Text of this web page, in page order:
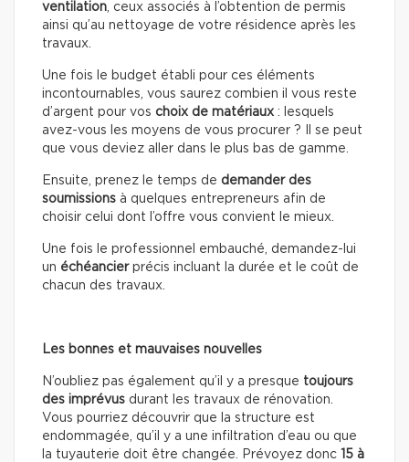
ventilation, ceux associés à l’obtention de permis
ainsi qu’au nettoyage de votre résidence après les
travaux.
Une fois le budget établi pour ces éléments
incontournables, vous saurez combien il vous reste
d’argent pour vos choix de matériaux : lesquels
avez-vous les moyens de vous procurer ? Il se peut
que vous deviez aller dans le plus bas de gamme.
Ensuite, prenez le temps de demander des
soumissions à quelques entrepreneurs afin de
choisir celui dont l’offre vous convient le mieux.
Une fois le professionnel embauché, demandez-lui
un échéancierprécis incluant la durée et le coût de
chacun des travaux.
Les bonnes et mauvaises nouvelles
N’oubliez pas également qu’il y a presque toujours
des imprévus durant les travaux de rénovation.
Vous pourriez découvrir que la structure est
endommagée, qu’il y a une infiltration d’eau ou que
la tuyauterie doit être changée. Prévoyez donc
15 à